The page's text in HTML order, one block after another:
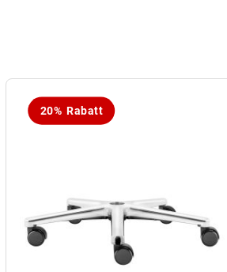
20% Rabatt